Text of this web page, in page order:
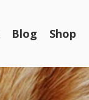
Blog Shop